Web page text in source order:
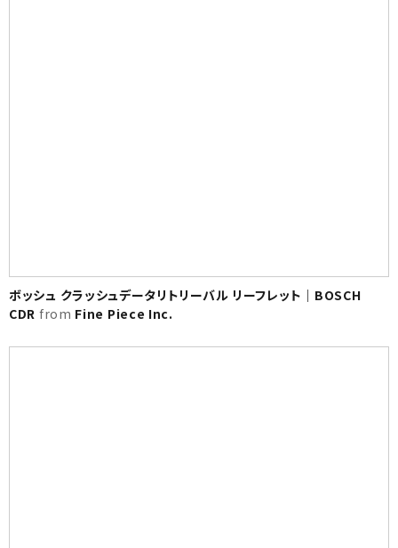
ボッシュ クラッシュデータリトリーバル リーフレット｜BOSCH
CDR from Fine Piece Inc.